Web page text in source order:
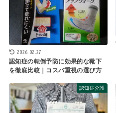
2026.02.27
認知症の転倒予防に効果的な靴下
を徹底比較｜コスパ重視の選び方
認知症介護